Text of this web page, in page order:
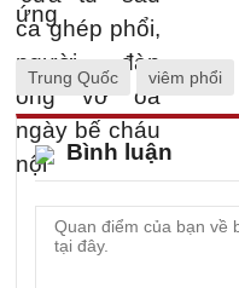
Trung Quốc viêm phổi
Bình luận